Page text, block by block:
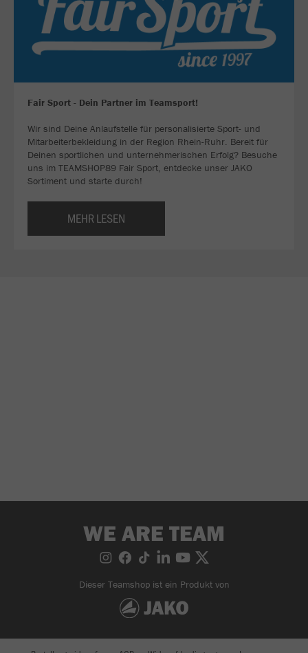
Fair Sport - Dein Partner im Teamsport!
Wir sind Deine Anlaufstelle für personalisierte Sport- und
Mitarbeiterbekleidung in der Region Rhein-Ruhr. Bereit für
Deinen sportlichen und unternehmerischen Erfolg? Besuche
uns im TEAMSHOP89 Fair Sport, entdecke unser JAKO
Sortiment und starte durch!
MEHR LESEN
WE ARE TEAM
Dieser Teamshop ist ein Produkt von